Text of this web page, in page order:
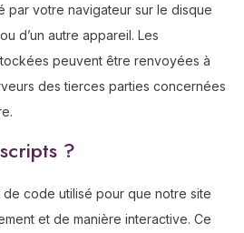
par votre navigateur sur le disque
d’un autre appareil. Les
peuvent être renvoyées à
des tierces parties concernées
?
de code utilisé pour que notre site
et de manière interactive. Ce